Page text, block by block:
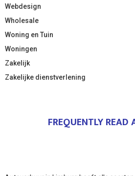
Webdesign
Wholesale
Woning en Tuin
Woningen
Zakelijk
Zakelijke dienstverlening
FREQUENTLY READ